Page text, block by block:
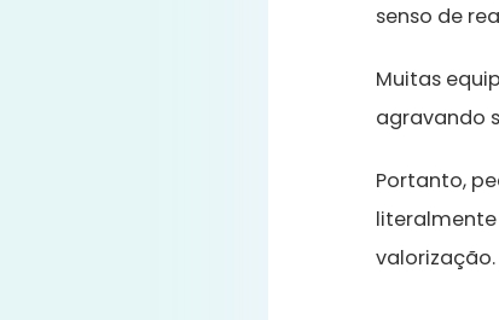
senso de
Muitas
agravando
Portanto,
literalmente
valorização.